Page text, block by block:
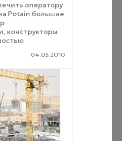
оператору
Potain большие
конструкторы
обновили кабину
получила
и была
04.05.2010